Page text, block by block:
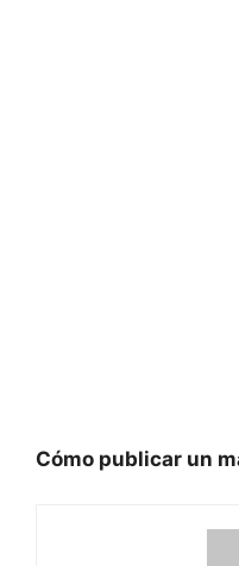
Cómo publicar un